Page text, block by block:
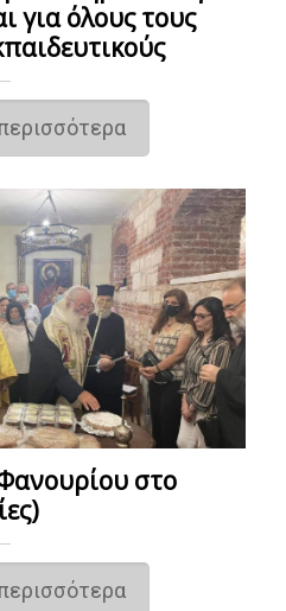
για όλους τους
στο